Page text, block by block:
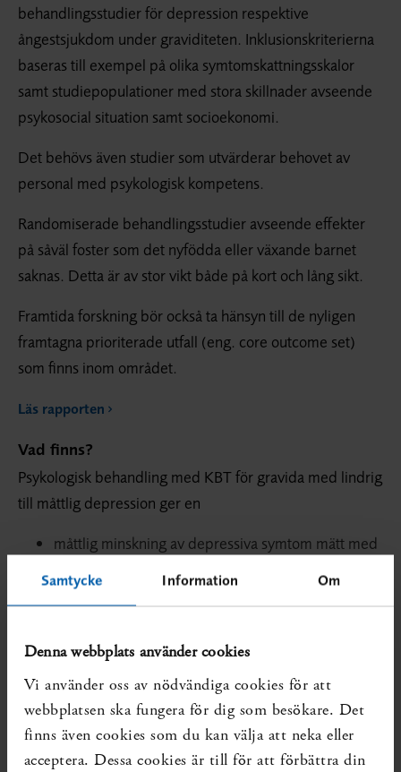
Samtycke Information Om
Denna webbplats använder cookies
Vi använder oss av nödvändiga cookies för att
webbplatsen ska fungera för dig som besökare. Det
finns även cookies som du kan välja att neka eller
acceptera. Dessa cookies är till för att förbättra din
behandlingsstudier för depression respektive
ångestsjukdom under graviditeten. Inklusionskriterierna
baseras till exempel på olika symtomskattningsskalor
samt studiepopulationer med stora skillnader avseende
psykosocial situation samt socioekonomi.
Det behövs även studier som utvärderar behovet av
personal med psykologisk kompetens.
Randomiserade behandlingsstudier avseende effekter
på såväl foster som det nyfödda eller växande barnet
saknas. Detta är av stor vikt både på kort och lång sikt.
Framtida forskning bör också ta hänsyn till de nyligen
framtagna prioriterade utfall (eng. core outcome set)
som finns inom området.
Läs rapporten
Vad finns?
Psykologisk behandling med KBT för gravida med lindrig
till måttlig depression ger en
måttlig minskning av depressiva symtom mätt med
++OO). Minskningen bedöms som kliniskt relevant
och måttligt stor.
inte kliniskt relevant minskning av generell ångest
Läs rapporten
Systematiska översikter som visar på kunskapsluckan: